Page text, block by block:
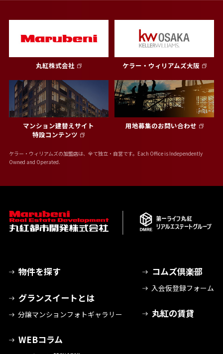
丸紅株式会社 ケラー・ウィリアムズ大阪
マンション建替えサイト
特設コンテンツ
用地募集のお問い合わせ
ケラー・ウィリアムズの加盟店は、全て独立・自営です。Each Office is Independently
Owned and Operated.
物件を探す
グランスイートとは
分譲マンションフォトギャラリー
WEBコラム
コムズ倶楽部
入会仮登録フォーム
丸紅の賃貸